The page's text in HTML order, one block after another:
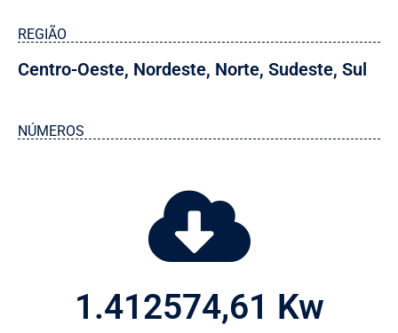
REGIÃO
Centro-Oeste, Nordeste, Norte, Sudeste, Sul
NÚMEROS
1.412574,61 Kw